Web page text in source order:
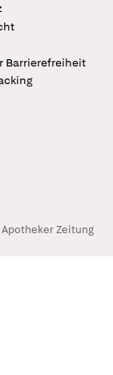
Barrierefreiheit
Zeitung